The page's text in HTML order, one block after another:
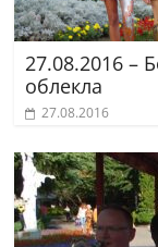
27.08.2016 –
облекла
27.08.2016